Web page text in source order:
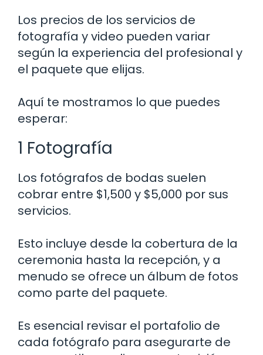
Los precios de los servicios de
fotografía y video pueden variar
según la experiencia del profesional y
el paquete que elijas.
Aquí te mostramos lo que puedes
esperar:
1 Fotografía
Los fotógrafos de bodas suelen
cobrar entre $1,500 y $5,000 por sus
servicios.
Esto incluye desde la cobertura de la
ceremonia hasta la recepción, y a
menudo se ofrece un álbum de fotos
como parte del paquete.
Es esencial revisar el portafolio de
cada fotógrafo para asegurarte de